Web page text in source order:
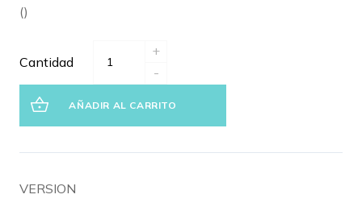
()
Cantidad
+
-
AÑADIR AL CARRITO
VERSION